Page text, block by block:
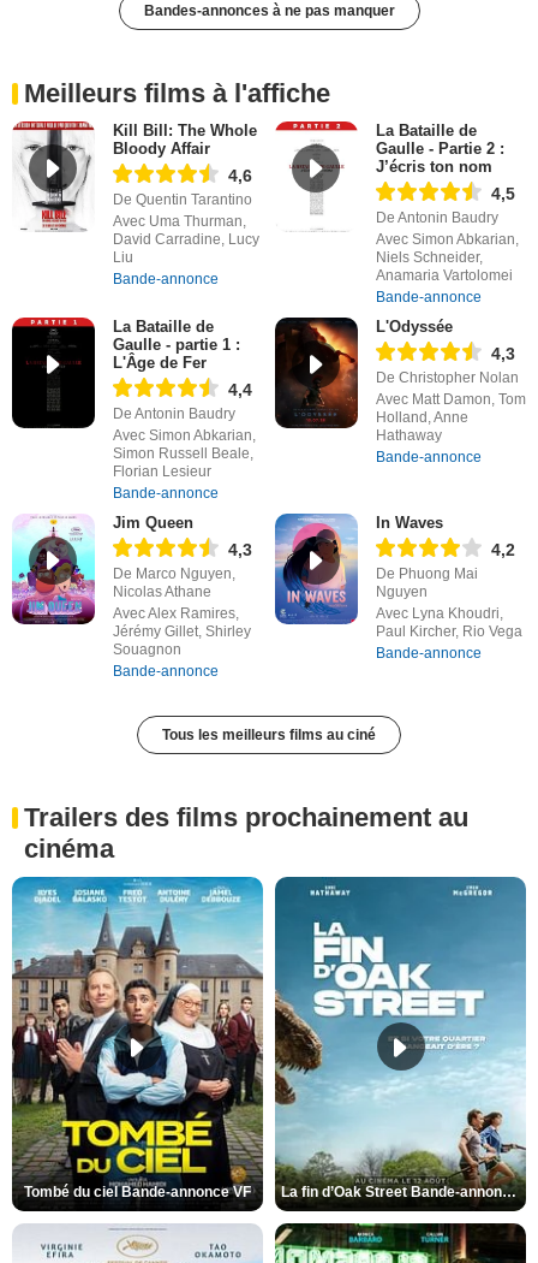
Bandes-annonces à ne pas manquer
Meilleurs films à l'affiche
Kill Bill: The Whole
Bloody Affair
4,6
De Quentin Tarantino
Avec Uma Thurman,
David Carradine, Lucy
Liu
Bande-annonce
La Bataille de
Gaulle - Partie 2 :
J’écris ton nom
4,5
De Antonin Baudry
Avec Simon Abkarian,
Niels Schneider,
Anamaria Vartolomei
Bande-annonce
La Bataille de
Gaulle - partie 1 :
L'Âge de Fer
4,4
De Antonin Baudry
Avec Simon Abkarian,
Simon Russell Beale,
Florian Lesieur
Bande-annonce
L'Odyssée
4,3
De Christopher Nolan
Avec Matt Damon, Tom
Holland, Anne
Hathaway
Bande-annonce
Jim Queen
4,3
De Marco Nguyen,
Nicolas Athane
Avec Alex Ramires,
Jérémy Gillet, Shirley
Souagnon
Bande-annonce
In Waves
4,2
De Phuong Mai
Nguyen
Avec Lyna Khoudri,
Paul Kircher, Rio Vega
Bande-annonce
Tous les meilleurs films au ciné
Trailers des films prochainement au
cinéma
Tombé du ciel Bande-annonce VF La fin d’Oak Street Bande-annonce VO STFR